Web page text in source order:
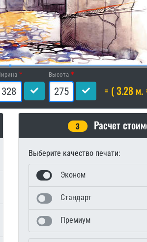
Высота
= ( 3.28 м.
3 Расчет
Выберите качество печати:
Эконом
Стандарт
Премиум